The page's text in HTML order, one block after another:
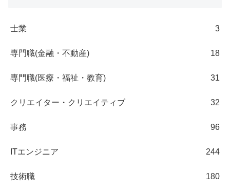
士業 3
専門職(金融・不動産) 18
専門職(医療・福祉・教育) 31
クリエイター・クリエイティブ 32
事務 96
ITエンジニア 244
技術職 180